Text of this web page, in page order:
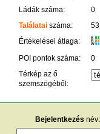
Ládák száma:
0
Találataiszáma:
53
Értékelései átlaga:
K
R
W
POI pontok száma:
0
Térkép az ő
szemszögéből:
Bejelentkezés név: